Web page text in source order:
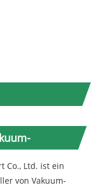
Co., Ltd. ist ein
von Vakuum-